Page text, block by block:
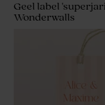
Geel label
Wonderwalls